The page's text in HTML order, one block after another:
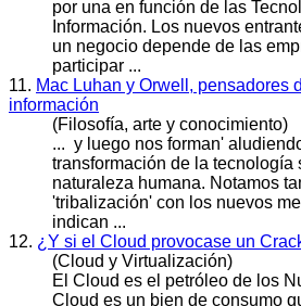
por una en función de las
Información. Los nuevos
un negocio depende de las
participar ...
11. Mac Luhan y Orwell, pensadores
información
(Filosofía, arte y conocimiento)
... y luego nos forman'
transformación de la tecnología
naturaleza humana. Notamos
'tribalización' con los nuevos
indican ...
12. ¿Y si el Cloud provocase un
(Cloud y Virtualización)
El Cloud es el petróleo de los
Cloud es un bien de consumo